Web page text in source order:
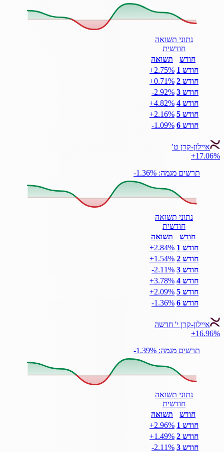
נתוני תשואה
חודשית
חודש
תשואה
חודש 1
‎+2.75%
חודש 2
‎+0.71%
חודש 3
‎-2.92%
חודש 4
‎+4.82%
חודש 5
‎+2.16%
חודש 6
‎-1.09%
איילון-קרן ט'
+17.06%
תרשים מגמה: ‎-1.36%
נתוני תשואה
חודשית
חודש
תשואה
חודש 1
‎+2.84%
חודש 2
‎+1.54%
חודש 3
‎-2.11%
חודש 4
‎+3.78%
חודש 5
‎+2.09%
חודש 6
‎-1.36%
איילון-קרן י' חדשה
+16.96%
תרשים מגמה: ‎-1.39%
נתוני תשואה
חודשית
חודש
תשואה
חודש 1
‎+2.96%
חודש 2
‎+1.49%
חודש 3
‎-2.11%